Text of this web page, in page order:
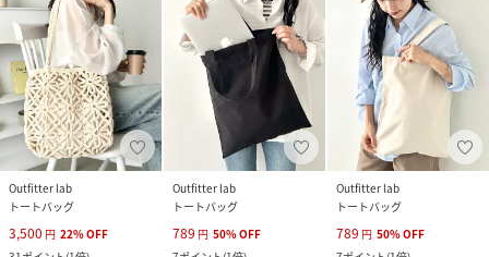
Outfitter lab
トートバッグ
3,500 円 22%OFF
Outfitter lab
トートバッグ
789 円 50%OFF
Outfitter lab
トートバッグ
789 円 50%OFF